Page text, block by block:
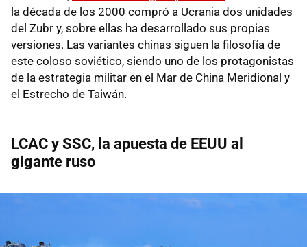
la década de los 2000 compró a Ucrania dos unidades
del Zubr y, sobre ellas ha desarrollado sus propias
versiones. Las variantes chinas siguen la filosofía de
este coloso soviético, siendo uno de los protagonistas
de la estrategia militar en el Mar de China Meridional y
el Estrecho de Taiwán.
LCAC y SSC, la apuesta de EEUU al
gigante ruso